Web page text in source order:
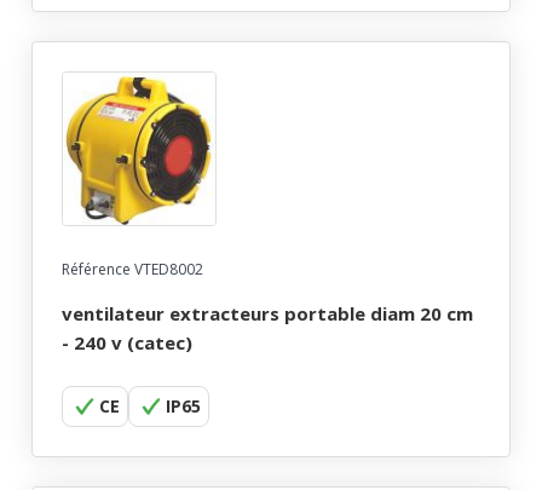
Référence VTED8002
ventilateur extracteurs portable diam 20 cm
- 240 v (catec)
CE IP65